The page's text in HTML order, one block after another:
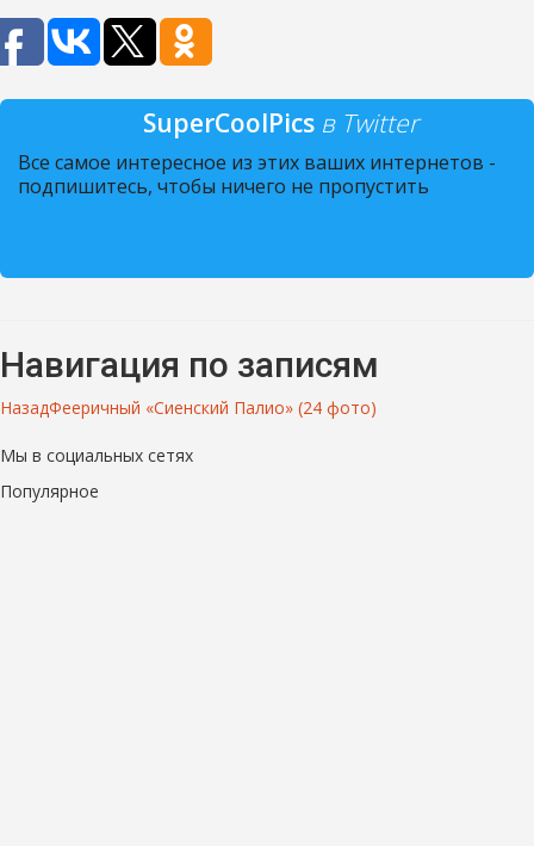
SuperCoolPics в Twitter
Все самое интересное из этих ваших интернетов -
подпишитесь, чтобы ничего не пропустить
Навигация по записям
НазадФееричный «Сиенский Палио» (24 фото)
Мы в социальных сетях
Популярное